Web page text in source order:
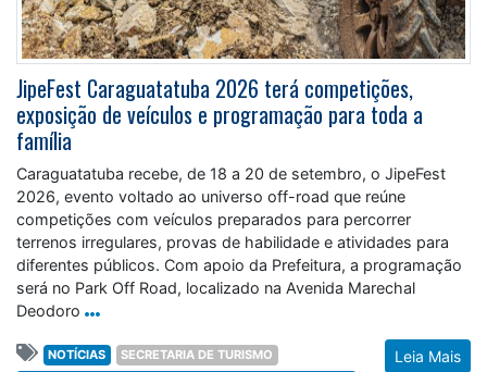
JipeFest Caraguatatuba 2026 terá competições,
exposição de veículos e programação para toda a
família
Caraguatatuba recebe, de 18 a 20 de setembro, o JipeFest
2026, evento voltado ao universo off-road que reúne
competições com veículos preparados para percorrer
terrenos irregulares, provas de habilidade e atividades para
diferentes públicos. Com apoio da Prefeitura, a programação
será no Park Off Road, localizado na Avenida Marechal
Deodoro
Leia Mais
NOTÍCIAS
SECRETARIA DE TURISMO